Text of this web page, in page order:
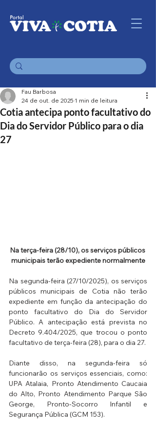
Cotia antecipa ponto facultativo do
Dia do Servidor Público para o dia
27
Fau Barbosa
24 de out. de 2025 1 min de leitura
Na terça-feira (28/10), os serviços públicos
municipais terão expediente normalmente
Na segunda-feira (27/10/2025), os serviços
públicos municipais de Cotia não terão
expediente em função da antecipação do
ponto facultativo do Dia do Servidor
Público. A antecipação está prevista no
Decreto 9.404/2025, que trocou o ponto
facultativo de terça-feira (28), para o dia 27.
Diante disso, na segunda-feira só
funcionarão os serviços essenciais, como:
UPA Atalaia, Pronto Atendimento Caucaia
do Alto, Pronto Atendimento Parque São
George, Pronto-Socorro Infantil e
Segurança Pública (GCM 153).